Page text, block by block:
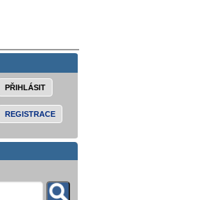
REGISTRACE